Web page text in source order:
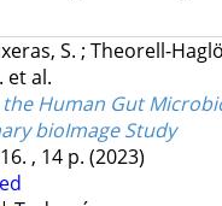
S. ; Theorell-
et al.
the Human Gut
bioImage Study
, 14 p. (2023)